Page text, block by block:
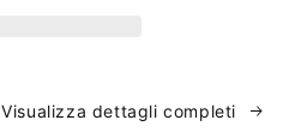
Visualizza dettagli completi